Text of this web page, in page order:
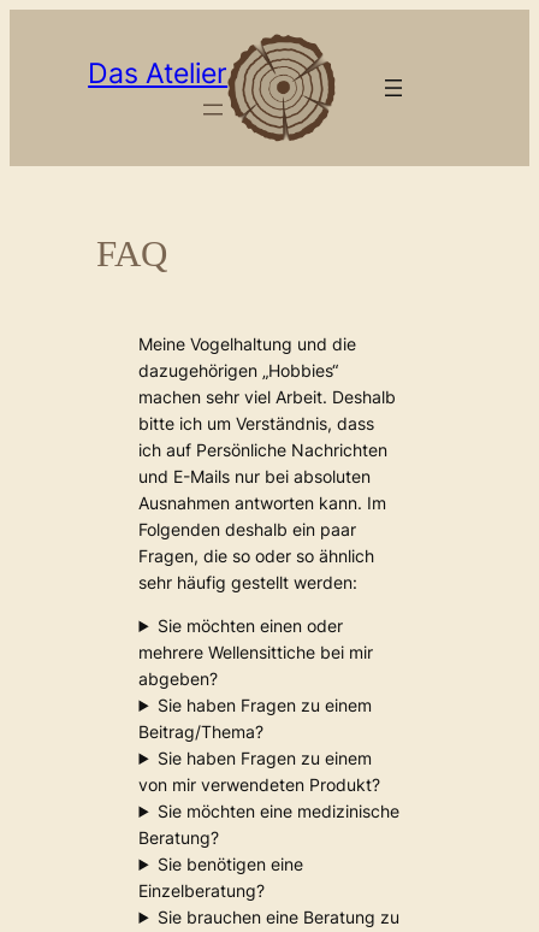
Das Atelier
FAQ
Meine Vogelhaltung und die
dazugehörigen „Hobbies“
machen sehr viel Arbeit. Deshalb
bitte ich um Verständnis, dass
ich auf Persönliche Nachrichten
und E-Mails nur bei absoluten
Ausnahmen antworten kann. Im
Folgenden deshalb ein paar
Fragen, die so oder so ähnlich
sehr häufig gestellt werden:
Sie möchten einen oder
mehrere Wellensittiche bei mir
abgeben?
Sie haben Fragen zu einem
Beitrag/Thema?
Sie haben Fragen zu einem
von mir verwendeten Produkt?
Sie möchten eine medizinische
Beratung?
Sie benötigen eine
Einzelberatung?
Sie brauchen eine Beratung zu